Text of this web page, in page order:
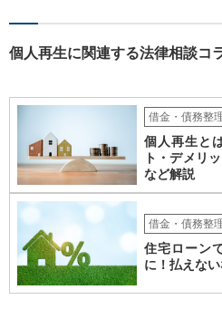
個人再生に関連する法律相談コ
借金・債務整
個人再生と
ト・デメリ
など解説
借金・債務整
住宅ローン
に！払えな